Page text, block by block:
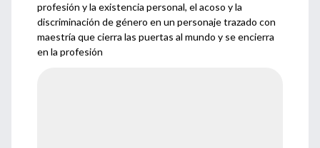
profesión y la existencia personal, el acoso y la
discriminación de género en un personaje trazado con
maestría que cierra las puertas al mundo y se encierra
en la profesión